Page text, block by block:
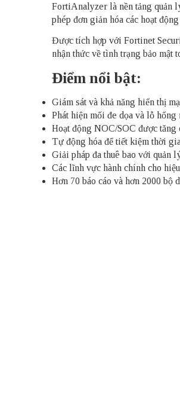
FortiAnalyzer là nền tảng quản
phép đơn giản hóa các hoạt
Được tích hợp với Fortinet
nhận thức về tình trạng bảo mật
Điểm nổi bật:
Giám sát và khả năng hiển thị
Phát hiện mối đe dọa và lỗ
Hoạt động NOC/SOC được
Tự động hóa để tiết kiệm thời
Giải pháp đa thuê bao với quản
Các lĩnh vực hành chính cho
Hơn 70 báo cáo và hơn 2000 bộ